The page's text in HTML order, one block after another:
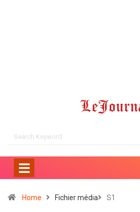
Home Fichier média S1